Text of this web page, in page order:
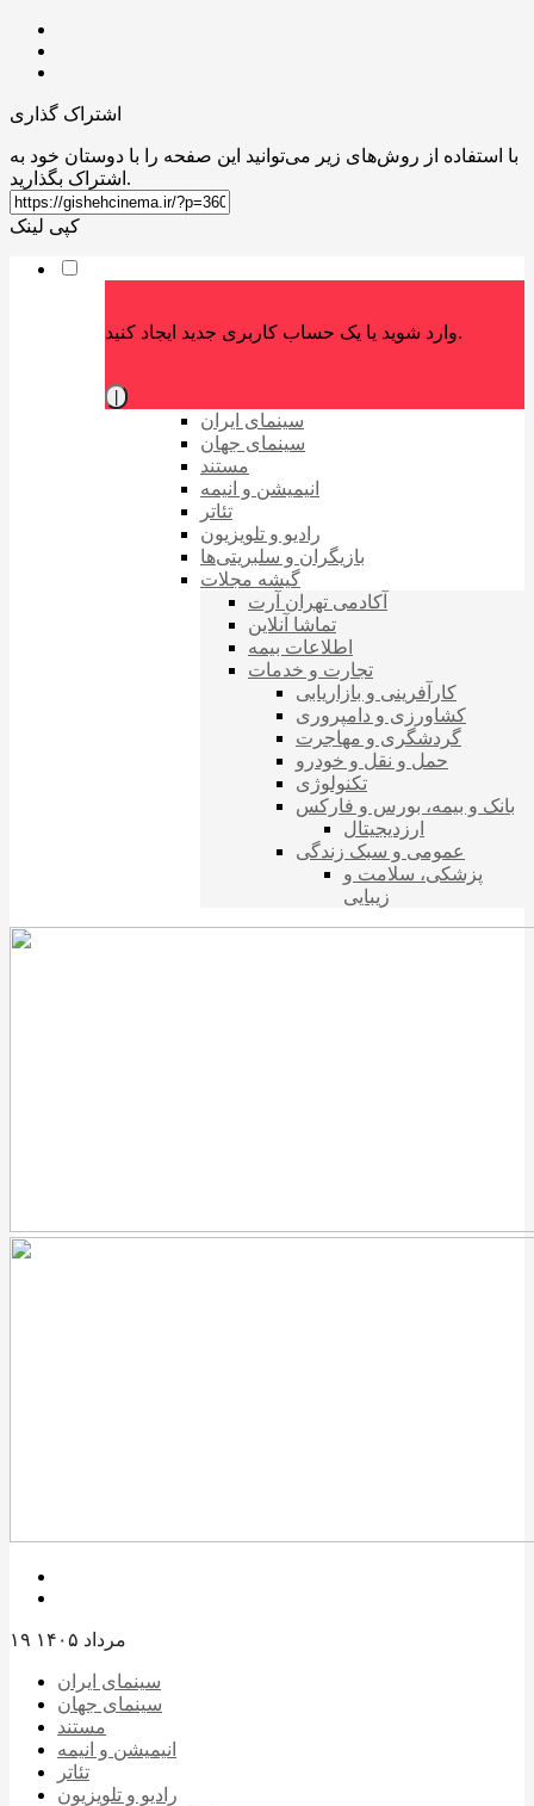
اشتراک گذاری
با استفاده از روش‌های زیر می‌توانید این صفحه را با دوستان خود به
اشتراک بگذارید.
کپی لینک
وارد شوید یا یک حساب کاربری جدید ایجاد کنید.
سینمای ایران
سینمای جهان
مستند
انیمیشن و انیمه
تئاتر
رادیو و تلویزیون
بازیگران و سلبریتی‌ها
گیشه مجلات
آکادمی تهران آرت
تماشا آنلاین
اطلاعات بیمه
تجارت و خدمات
کارآفرینی و بازاریابی
کشاورزی و دامپروری
گردشگری و مهاجرت
حمل و نقل و خودرو
تکنولوژی
بانک و بیمه، بورس و فارکس
ارزدیجیتال
عمومی و سبک زندگی
پزشکی، سلامت و
زیبایی
۱۹ مرداد ۱۴۰۵
سینمای ایران
سینمای جهان
مستند
انیمیشن و انیمه
تئاتر
رادیو و تلویزیون